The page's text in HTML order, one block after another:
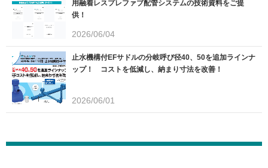
用融着レスプレファブ配管システムの技術資料をご提
供！
2026/06/04
止水機構付EFサドルの分岐呼び径40、50を追加ラインナ
ップ！ コストを低減し、納まり寸法を改善！
2026/06/01